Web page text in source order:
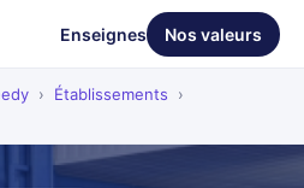
Enseignes Nos valeurs
› Établissements
›